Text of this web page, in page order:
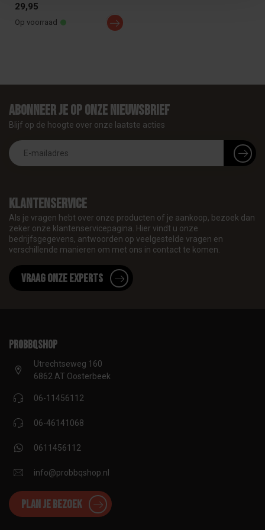
Bluetooth Thermometer. De
29,95
Op voorraad
Klantenservice
Als je vragen hebt over onze producten of je aankoop, bezoek dan
zeker onze klantenservicepagina. Hier vindt u onze
bedrijfsgegevens, antwoorden op veelgestelde vragen en
verschillende manieren om met ons in contact te komen.
Vraag onze experts
Abonneer je op onze nieuwsbrief
Blijf op de hoogte over onze laatste acties
proBBQshop
Utrechtseweg 160
6862 AT Oosterbeek
06-11456112
06-46141068
0611456112
info@probbqshop.nl
Plan je bezoek